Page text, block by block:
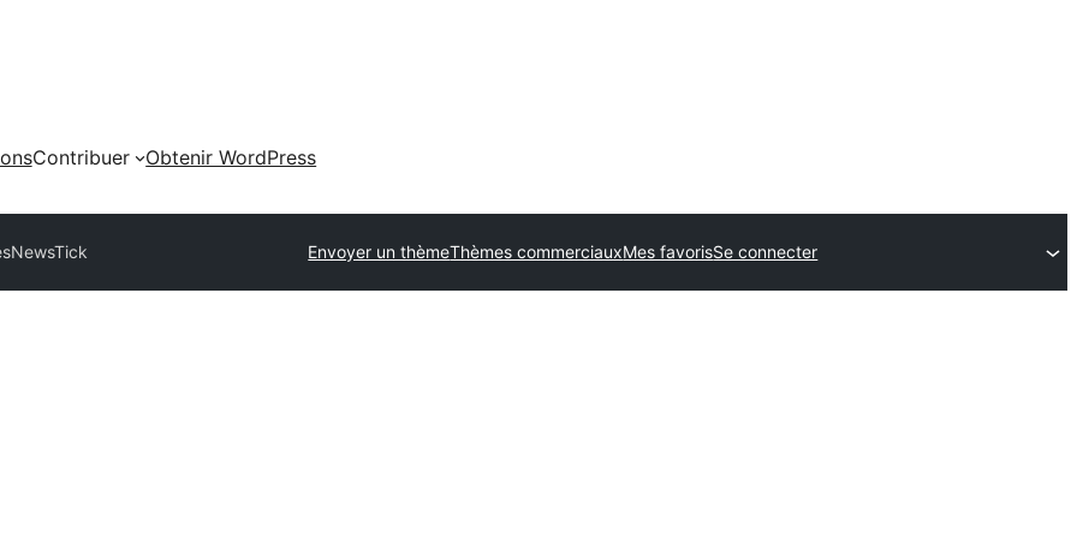
Contribuer
Obtenir WordPress
NewsTick Envoyer un thèmeThèmes commerciauxMes favorisSe connecter